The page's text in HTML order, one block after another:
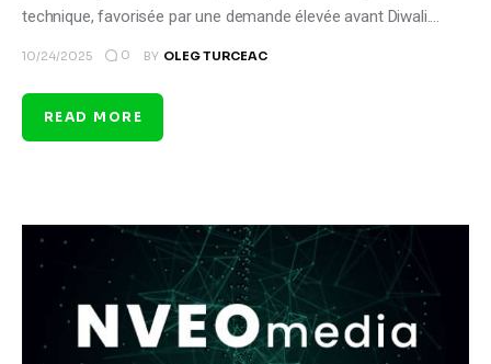
technique, favorisée par une demande élevée avant Diwali.…
10/24/2025 0 BY OLEG TURCEAC
READ MORE